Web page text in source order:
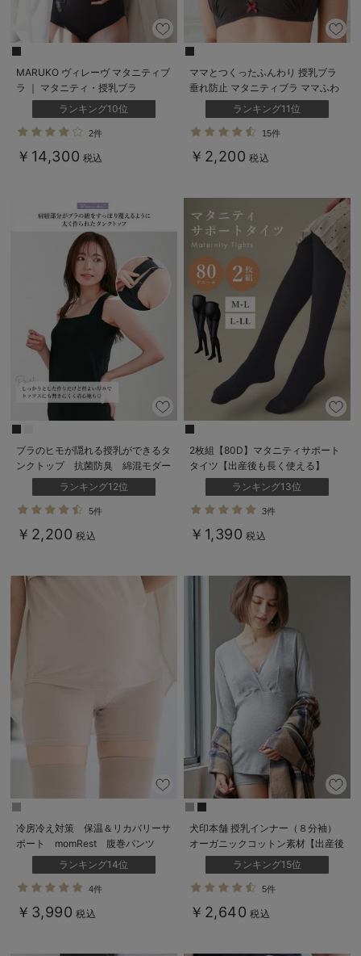
MARUKO ヴィレーヴ マタニティブ
ラ ｜ マタニティ・授乳ブラ
ランキング10位
2件
￥14,300 税込
ママとつくったふんわり 授乳ブラ
垂れ防止 マタニティブラ ママふわ
ブラ ｜ マタニティブラ
ランキング11位
15件
￥2,200 税込
ブラのヒモが隠れる授乳ができるタ
ンクトップ 抗菌防臭 綿混モダー
ランキング12位
5件
￥2,200 税込
2枚組【80D】マタニティサポート
タイツ【出産後も長く使える】
ランキング13位
3件
￥1,390 税込
冷房冷え対策 保温＆リカバリーサ
ポート momRest 腹巻パンツ
efe×ANGELIEBEコラボ 光電子
日本製
ランキング14位
4件
￥3,990 税込
犬印本舗 授乳インナー（８分袖）
オーガニックコットン素材【出産後
も長く使える】ランキング15位
5件
￥2,640 税込